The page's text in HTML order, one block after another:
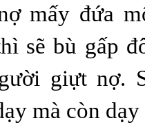
mấy đứa
sẽ bù gấp
giựt nợ.
mà còn